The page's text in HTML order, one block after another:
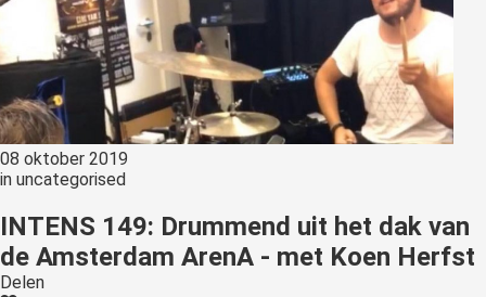
08 oktober 2019
in uncategorised
INTENS 149: Drummend uit het dak van
de Amsterdam ArenA - met Koen Herfst
Delen